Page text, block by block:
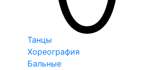
Танцы
Хореография
Бальные